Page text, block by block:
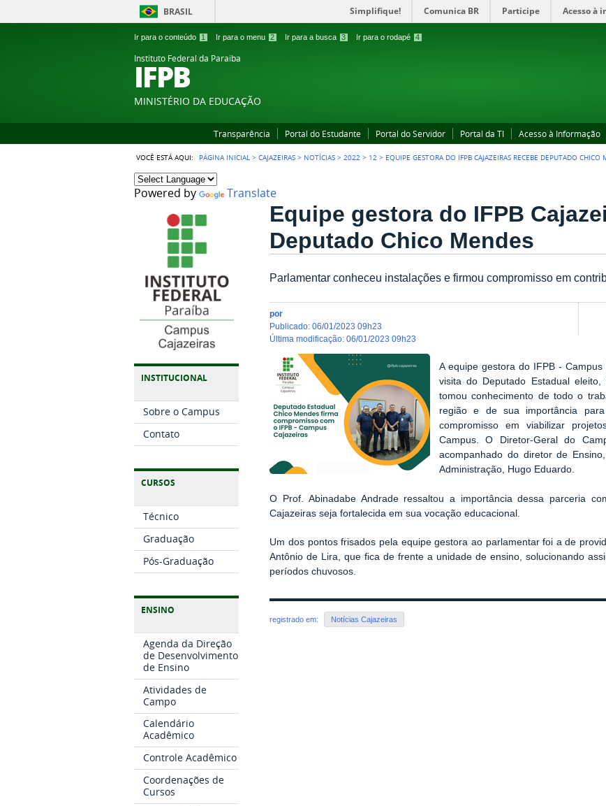
BRASIL Simplifique! Comunica BR Participe Acesso à
Ir para o conteúdo 1 Ir para o menu 2 Ir para a busca 3 Ir para o rodapé 4
Instituto Federal da Paraiba
IFPB
MINISTÉRIO DA EDUCAÇÃO
Transparência Portal do Estudante Portal do Servidor Portal da TI Acesso à Informação
VOCÊ ESTÁ AQUI: PÁGINA INICIAL >CAJAZEIRAS > NOTÍCIAS >2022 > 12 > EQUIPE GESTORA DO IFPB CAJAZEIRAS RECEBE DEPUTADO CHICO
Powered by Translate
INSTITUCIONAL
Sobre o Campus
Contato
CURSOS
Técnico
Graduação
Pós-Graduação
ENSINO
Agenda da Direção
de Desenvolvimento
de Ensino
Atividades de
Campo
Calendário
Acadêmico
Controle Acadêmico
Coordenações de
Cursos
Equipe gestora do IFPB
Deputado Chico Mendes
Parlamentar conheceu instalações e firmou compromisso em
por
publicado:06/01/2023 09h23
última modificação:06/01/2023 09h23
A equipe gestora do IFPB -
visita do Deputado Estadual
tomou conhecimento de todo o
região e de sua importância
compromisso em viabilizar
Campus. O Diretor-Geral do
acompanhado do diretor de
Administração, Hugo Eduardo.
O Prof. Abinadabe Andrade ressaltou a importância dessa parceria
Cajazeiras seja fortalecida em sua vocação educacional.
Um dos pontos frisados pela equipe gestora ao parlamentar foi a de
Antônio de Lira, que fica de frente a unidade de ensino, solucionando
períodos chuvosos.
registrado em: Notícias Cajazeiras